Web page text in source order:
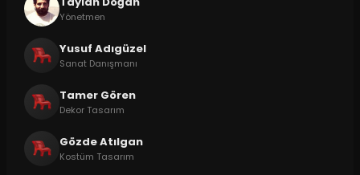
Yönetmen
Yusuf Adıgüzel
Sanat Danışmanı
Tamer Gören
Dekor Tasarım
Gözde Atılgan
Kostüm Tasarım